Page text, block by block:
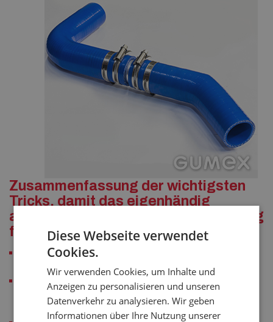
Zusammenfassung der wichtigsten
Tricks, damit das eigenhändig
angefertigte Silikon-Formstück richtig
funktioniert:
Die glatte Oberfläche des Aluminiumrohrs muss entgratet
werden
Das Rohr muss in so eine Tiefe eingeschoben werden, die
mindestens dem 1,5-fachen des Innendurchmessers des
Schlauchs entspricht
Diese Webseite verwendet
Cookies.
Wir verwenden Cookies, um Inhalte und
Anzeigen zu personalisieren und unseren
Datenverkehr zu analysieren. Wir geben
Informationen über Ihre Nutzung unserer